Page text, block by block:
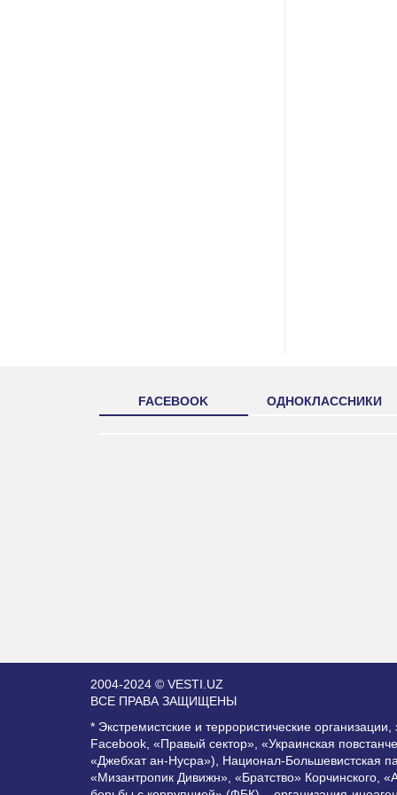
FACEBOOK ОДНОКЛАССНИКИ
2004-2024 © VESTI.UZ
ВСЕ ПРАВА ЗАЩИЩЕНЫ
* Экстремистские и террористические
Facebook, «Правый сектор», «Украинская
«Джебхат ан-Нусра»), Национал-Большевистская
«Мизантропик Дивижн», «Братство»